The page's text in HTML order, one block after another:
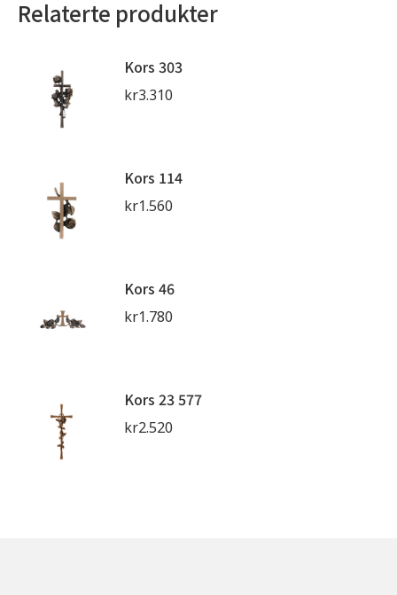
Relaterte produkter
Kors 303
kr3.310
Kors 114
kr1.560
Kors 46
kr1.780
Kors 23 577
kr2.520